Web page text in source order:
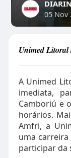
05 Nov
Unimed Litoral
A Unimed
imediata,
Camboriú e
horários.
Amfri, a
uma
participar da